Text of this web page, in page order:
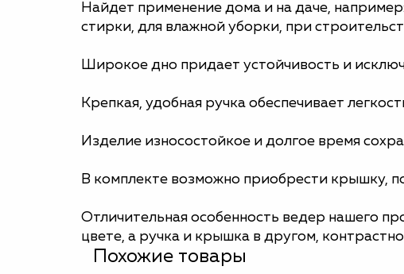
Найдет применение дома и на даче,
стирки, для влажной уборки, при
Широкое дно придает устойчивость и
Крепкая, удобная ручка обеспечивает
Изделие износостойкое и долгое время
В комплекте возможно приобрести крышку,
Отличительная особенность ведер нашего
цвете, а ручка и крышка в другом,
Похожие товары